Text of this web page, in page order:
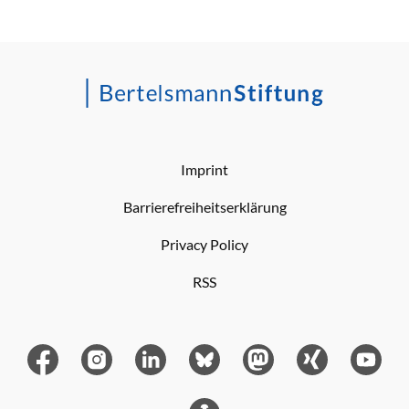
Imprint
Barrierefreiheitserklärung
Privacy Policy
RSS